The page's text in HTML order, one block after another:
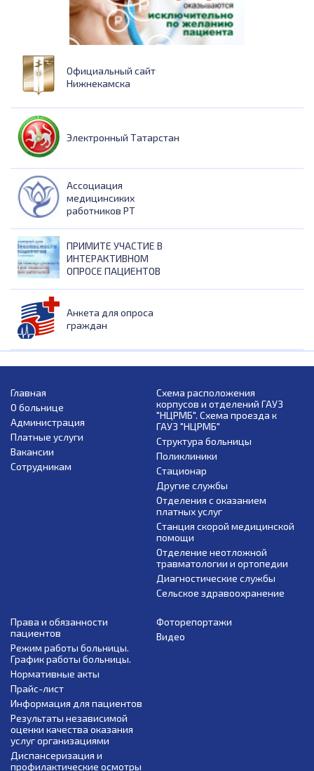
Официальный сайт
Нижнекамска
Электронный Татарстан
Ассоциация
медицинсиких
работников РТ
ПРИМИТЕ УЧАСТИЕ В
ИНТЕРАКТИВНОМ
ОПРОСЕ ПАЦИЕНТОВ
Анкета для опроса
граждан
Главная
О больнице
Администрация
Платные услуги
Вакансии
Сотрудникам
Схема расположения
корпусов и отделений ГАУЗ
"НЦРМБ". Схема проезда к
ГАУЗ "НЦРМБ"
Структура больницы
Поликлиники
Стационар
Другие службы
Отделения с оказанием
платных услуг
Станция скорой медицинской
помощи
Отделение неотложной
травматологии и ортопедии
Диагностические службы
Сельское здравоохранение
Права и обязанности
пациентов
Режим работы больницы.
График работы больницы.
Нормативные акты
Прайс-лист
Информация для пациентов
Результаты независимой
оценки качества оказания
услуг организациями
Диспансеризация и
профилактические осмотры
Фоторепортажи
Видео